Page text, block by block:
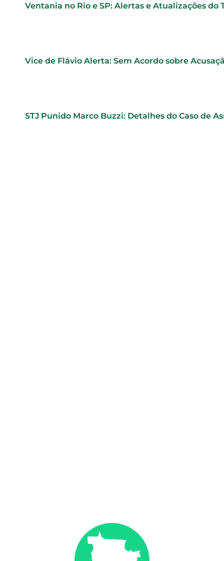
Ventania no Rio e SP: Alertas e Atualizações do
Vice de Flávio Alerta: Sem Acordo sobre
STJ Punido Marco Buzzi: Detalhes do Caso de